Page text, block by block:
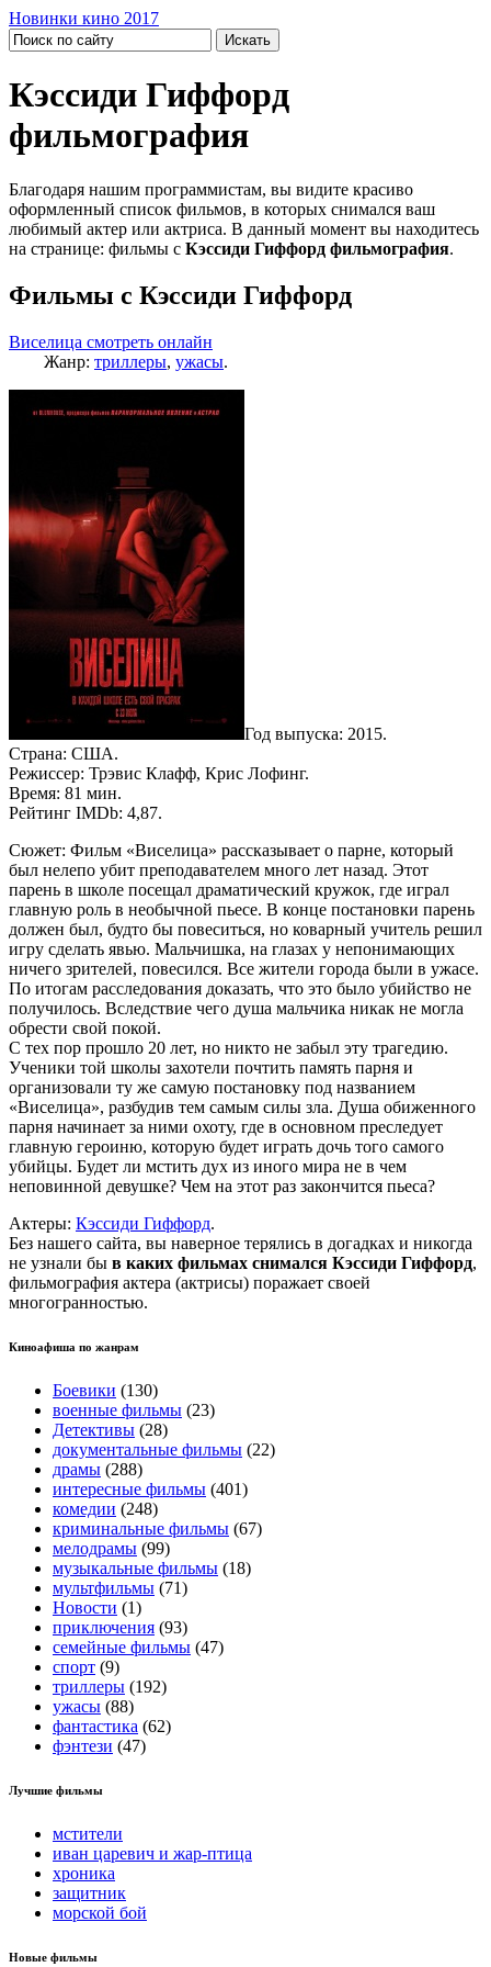
Новинки кино 2017
Кэссиди Гиффорд
фильмография
Благодаря нашим программистам, вы видите красиво
оформленный список фильмов, в которых снимался ваш
любимый актер или актриса. В данный момент вы находитесь
на странице: фильмы с Кэссиди Гиффорд фильмография.
Фильмы с Кэссиди Гиффорд
Виселица смотреть онлайн
Жанр: триллеры, ужасы.
Год выпуска: 2015.
Страна: США.
Режиссер: Трэвис Клафф, Крис Лофинг.
Время: 81 мин.
Рейтинг IMDb: 4,87.
Сюжет: Фильм «Виселица» рассказывает о парне, который
был нелепо убит преподавателем много лет назад. Этот
парень в школе посещал драматический кружок, где играл
главную роль в необычной пьесе. В конце постановки парень
должен был, будто бы повеситься, но коварный учитель решил
игру сделать явью. Мальчишка, на глазах у непонимающих
ничего зрителей, повесился. Все жители города были в ужасе.
По итогам расследования доказать, что это было убийство не
получилось. Вследствие чего душа мальчика никак не могла
обрести свой покой.
С тех пор прошло 20 лет, но никто не забыл эту трагедию.
Ученики той школы захотели почтить память парня и
организовали ту же самую постановку под названием
«Виселица», разбудив тем самым силы зла. Душа обиженного
парня начинает за ними охоту, где в основном преследует
главную героиню, которую будет играть дочь того самого
убийцы. Будет ли мстить дух из иного мира не в чем
неповинной девушке? Чем на этот раз закончится пьеса?
Актеры: Кэссиди Гиффорд.
Без нашего сайта, вы наверное терялись в догадках и никогда
не узнали бы в каких фильмах снимался Кэссиди Гиффорд,
фильмография актера (актрисы) поражает своей
многогранностью.
Киноафиша по жанрам
Боевики (130)
военные фильмы (23)
Детективы (28)
документальные фильмы (22)
драмы (288)
интересные фильмы (401)
комедии (248)
криминальные фильмы (67)
мелодрамы (99)
музыкальные фильмы (18)
мультфильмы (71)
Новости (1)
приключения (93)
семейные фильмы (47)
спорт (9)
триллеры (192)
ужасы (88)
фантастика (62)
фэнтези (47)
Лучшие фильмы
мстители
иван царевич и жар-птица
хроника
защитник
морской бой
Новые фильмы